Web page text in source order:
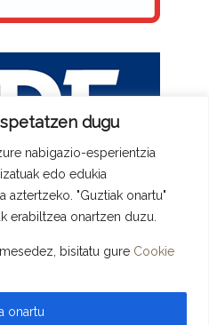
dugu
nabigazio-esperientzia
edo edukia
aztertzeko. "Guztiak onartu"
erabiltzea onartzen duzu.
bisitatu gure Cookie
onartu
de Directivos y Profesionales De
y Configurado porLopCor,
Informáticos